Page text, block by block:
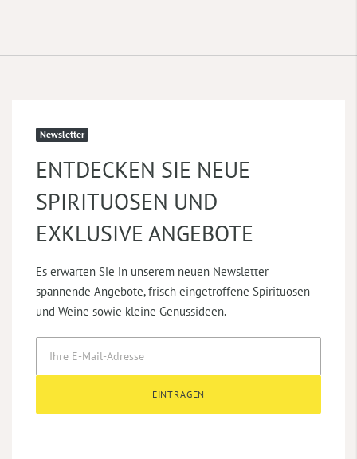
Newsletter
ENTDECKEN SIE NEUE
SPIRITUOSEN UND
EXKLUSIVE ANGEBOTE
Es erwarten Sie in unserem neuen Newsletter
spannende Angebote, frisch eingetroffene Spirituosen
und Weine sowie kleine Genussideen.
EINTRAGEN